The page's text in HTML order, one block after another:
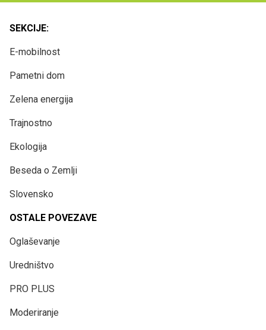
SEKCIJE:
E-mobilnost
Pametni dom
Zelena energija
Trajnostno
Ekologija
Beseda o Zemlji
Slovensko
OSTALE POVEZAVE
Oglaševanje
Uredništvo
PRO PLUS
Moderiranje